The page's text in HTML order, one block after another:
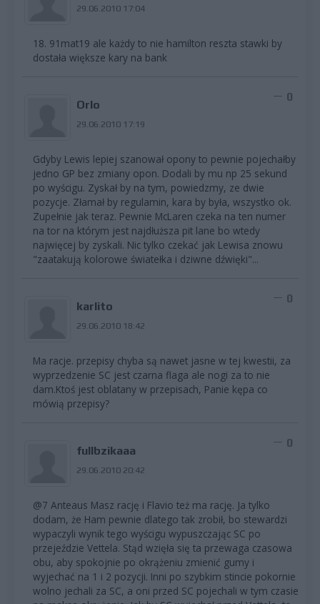
29.06.2010 17:04
18. 91mat19 ale każdy to nie hamilton reszta stawki by
dostała większe kary na bank
Orlo
29.06.2010 17:19
0
Gdyby Lewis lepiej szanował opony to pewnie pojechałby
jedno GP bez zmiany opon. Dodali by mu np 25 sekund
po wyścigu. Zyskał by na tym, powiedzmy, ze dwie
pozycje. Złamał by regulamin, kara by była, wszystko ok.
Zupełnie jak teraz. Pewnie McLaren czeka na ten numer
na tor na którym jest najdłuższa pit lane bo wtedy
najwięcej by zyskali. Nic tylko czekać jak Lewisa znowu
"zaatakują kolorowe światełka i dziwne dźwięki"...
karlito
29.06.2010 18:42
0
Ma racje. przepisy chyba są nawet jasne w tej kwestii, za
wyprzedzenie SC jest czarna flaga ale nogi za to nie
dam.Ktoś jest oblatany w przepisach, Panie kępa co
mówią przepisy?
fullbzikaaa
29.06.2010 20:42
0
@7 Anteaus Masz rację i Flavio też ma rację. Ja tylko
dodam, że Ham pewnie dlatego tak zrobił, bo stewardzi
wypaczyli wynik tego wyścigu wypuszczając SC po
przejeździe Vettela. Stąd wzięła się ta przewaga czasowa
obu, aby spokojnie po okrążeniu zmienić gumy i
wyjechać na 1 i 2 pozycji. Inni po szybkim stincie pokornie
wolno jechali za SC, a oni przed SC pojechali w tym czasie